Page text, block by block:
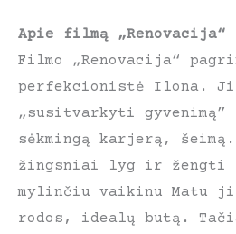
Apie filmą „Renovacija“
Filmo „Renovacija“
perfekcionistė Ilona. Ji
„susitvarkyti gyvenimą”
sėkmingą karjerą,
žingsniai lyg ir žengti
mylinčiu vaikinu Matu
rodos, idealų butą.